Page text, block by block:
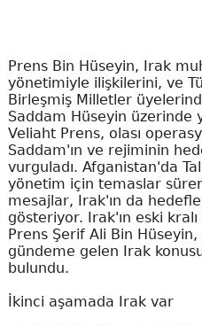
Prens Bin Hüseyin, Irak
yönetimiyle ilişkilerini, ve
Birleşmiş Milletler
Saddam Hüseyin üzerinde
Veliaht Prens, olası
Saddam'ın ve rejiminin
vurguladı. Afganistan'da
yönetim için temaslar
mesajlar, Irak'ın da
gösteriyor. Irak'ın eski
Prens Şerif Ali Bin Hüseyin,
gündeme gelen Irak
bulundu.
İkinci aşamada Irak var